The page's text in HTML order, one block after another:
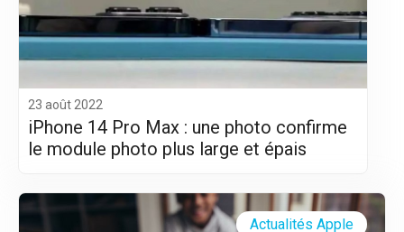
23 août 2022
iPhone 14 Pro Max : une photo confirme
le module photo plus large et épais
Actualités Apple